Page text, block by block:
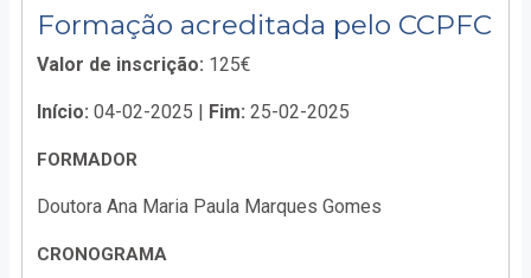
Formação acreditada pelo CCPFC
Valor de inscrição: 125€
Início: 04-02-2025 | Fim: 25-02-2025
FORMADOR
Doutora Ana Maria Paula Marques Gomes
CRONOGRAMA